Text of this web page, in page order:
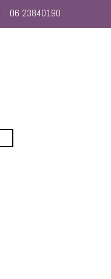
06 23840190